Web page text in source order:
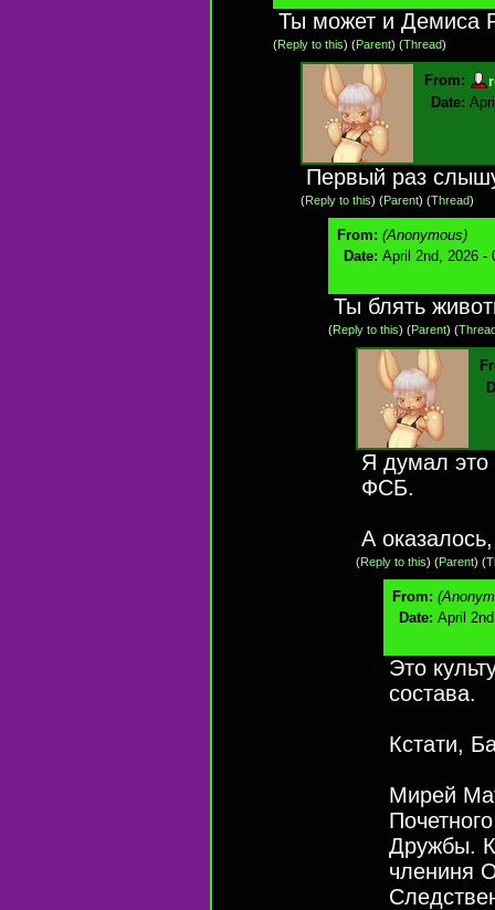
Ты может и Демиса
(Reply to this) (Parent) (Thread)
From:
Date:
Первый раз
(Reply to this) (Parent) (Thread)
From: (Anonymous)
Date: April 2nd, 2026 -
Ты блять
(Reply to this) (Parent) (
Я думал это
ФСБ.
А
(Reply to this) (Parent) (
From:
Date: April
Это
состава.
Кстати,
Мирей
Дружбы.
члениня